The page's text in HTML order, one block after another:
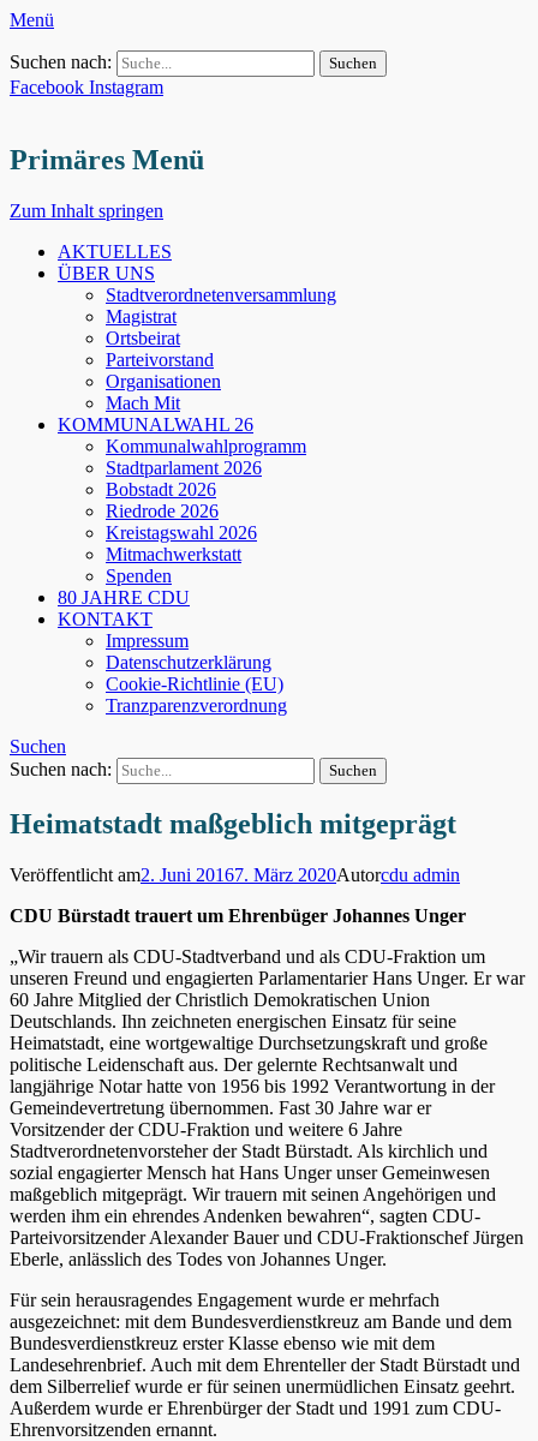
Menü
Suchen nach:
Facebook Instagram
Primäres Menü
Zum Inhalt springen
AKTUELLES
ÜBER UNS
Stadtverordnetenversammlung
Magistrat
Ortsbeirat
Parteivorstand
Organisationen
Mach Mit
KOMMUNALWAHL 26
Kommunalwahlprogramm
Stadtparlament 2026
Bobstadt 2026
Riedrode 2026
Kreistagswahl 2026
Mitmachwerkstatt
Spenden
80 JAHRE CDU
KONTAKT
Impressum
Datenschutzerklärung
Cookie-Richtlinie (EU)
Tranzparenzverordnung
Suchen
Suchen nach:
Heimatstadt maßgeblich mitgeprägt
Veröffentlicht am2. Juni 20167. März 2020Autorcdu admin
CDU Bürstadt trauert um Ehrenbüger Johannes Unger
„Wir trauern als CDU-Stadtverband und als CDU-Fraktion um
unseren Freund und engagierten Parlamentarier Hans Unger. Er war
60 Jahre Mitglied der Christlich Demokratischen Union
Deutschlands. Ihn zeichneten energischen Einsatz für seine
Heimatstadt, eine wortgewaltige Durchsetzungskraft und große
politische Leidenschaft aus. Der gelernte Rechtsanwalt und
langjährige Notar hatte von 1956 bis 1992 Verantwortung in der
Gemeindevertretung übernommen. Fast 30 Jahre war er
Vorsitzender der CDU-Fraktion und weitere 6 Jahre
Stadtverordnetenvorsteher der Stadt Bürstadt. Als kirchlich und
sozial engagierter Mensch hat Hans Unger unser Gemeinwesen
maßgeblich mitgeprägt. Wir trauern mit seinen Angehörigen und
werden ihm ein ehrendes Andenken bewahren“, sagten CDU-
Parteivorsitzender Alexander Bauer und CDU-Fraktionschef Jürgen
Eberle, anlässlich des Todes von Johannes Unger.
Für sein herausragendes Engagement wurde er mehrfach
ausgezeichnet: mit dem Bundesverdienstkreuz am Bande und dem
Bundesverdienstkreuz erster Klasse ebenso wie mit dem
Landesehrenbrief. Auch mit dem Ehrenteller der Stadt Bürstadt und
dem Silberrelief wurde er für seinen unermüdlichen Einsatz geehrt.
Außerdem wurde er Ehrenbürger der Stadt und 1991 zum CDU-
Ehrenvorsitzenden ernannt.